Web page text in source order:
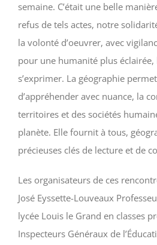
semaine. C’était une belle
refus de tels actes, notre
la volonté d’oeuvrer, avec
pour une humanité plus
s’exprimer. La géographie
d’appréhender avec nuance, la
territoires et des sociétés
planète. Elle fournit à tous,
précieuses clés de lecture et de
Les organisateurs de ces
José Eyssette-Louveaux
lycée Louis le Grand en classes
Inspecteurs Généraux de